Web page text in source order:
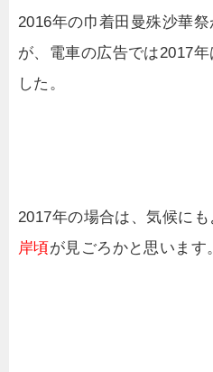
2016年の巾着田曼殊沙華
が、電車の広告では2017
した。
2017年の場合は、気候に
岸頃が見ごろかと思います